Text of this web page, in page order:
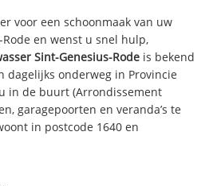
voor een schoonmaak van uw
en wenst u snel hulp,
Sint-Genesius-Rode is bekend
dagelijks onderweg in Provincie
in de buurt (Arrondissement
garagepoorten en veranda’s te
in postcode 1640 en